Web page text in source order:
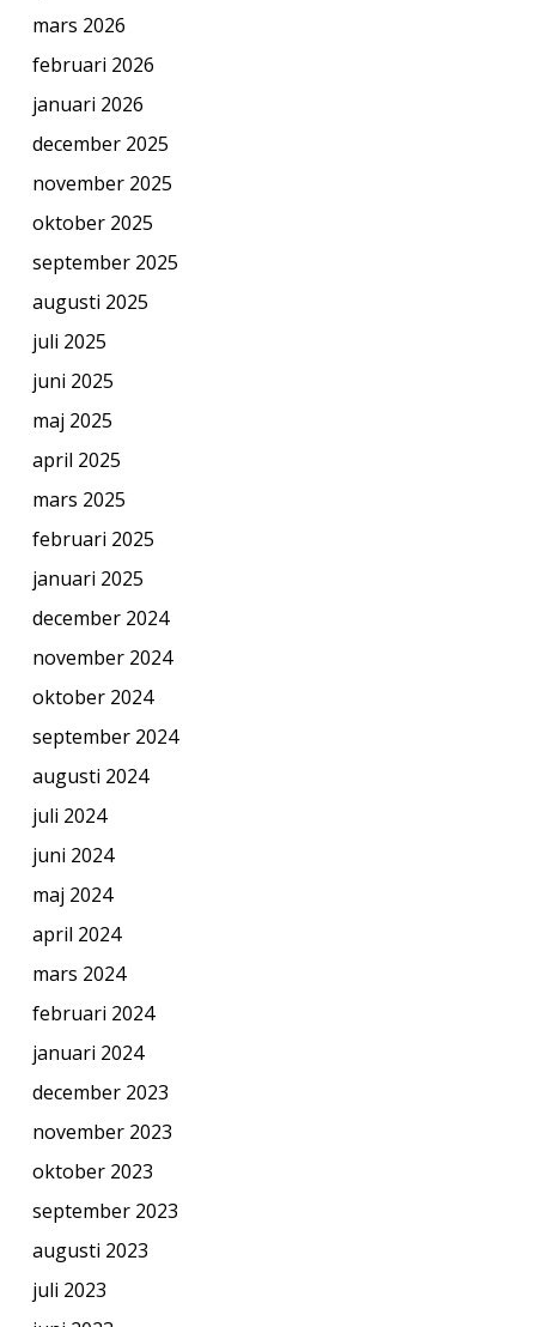
mars 2026
februari 2026
januari 2026
december 2025
november 2025
oktober 2025
september 2025
augusti 2025
juli 2025
juni 2025
maj 2025
april 2025
mars 2025
februari 2025
januari 2025
december 2024
november 2024
oktober 2024
september 2024
augusti 2024
juli 2024
juni 2024
maj 2024
april 2024
mars 2024
februari 2024
januari 2024
december 2023
november 2023
oktober 2023
september 2023
augusti 2023
juli 2023